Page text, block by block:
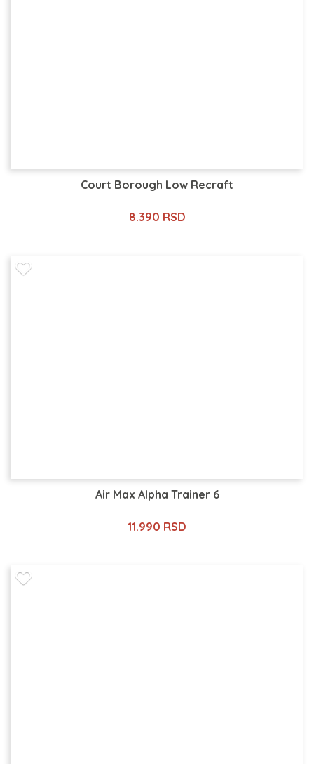
Court Borough Low Recraft
8.390 RSD
Air Max Alpha Trainer 6
11.990 RSD